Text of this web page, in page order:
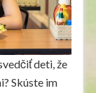
deti, že
Skúste im